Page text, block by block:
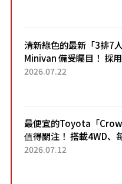
清新綠色的最新「3排7人
Minivan 備受矚目！ 採
4.7公尺剛剛好的車身尺寸
2026.07.22
最便宜的Toyota「
值得關注！ 搭載4WD、
22.4公里低油耗表現超亮
2026.07.12